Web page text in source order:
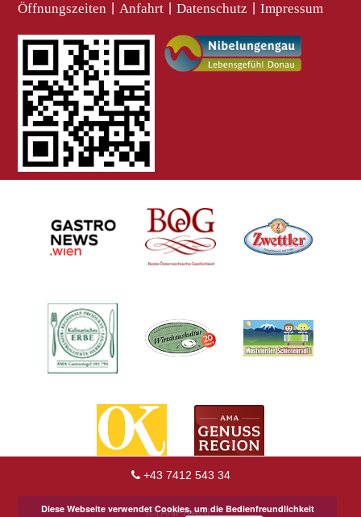
+43 7412 543 34
ANFRAGE
Öffnungszeiten Anfahrt Datenschutz Impressum
Diese Webseite verwendet Cookies, um die Bedienfreundlichkeit